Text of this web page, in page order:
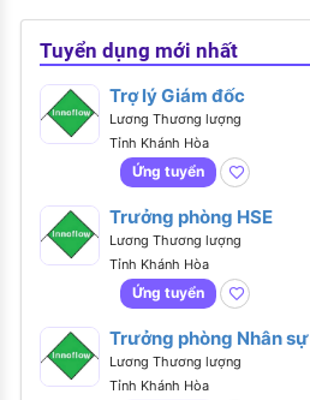
Tuyển dụng mới nhất
Trợ lý Giám đốc
Lương Thương lượng
Tỉnh Khánh Hòa
Ứng tuyển
Trưởng phòng HSE
Lương Thương lượng
Tỉnh Khánh Hòa
Ứng tuyển
Trưởng phòng Nhân sự
Lương Thương lượng
Tỉnh Khánh Hòa